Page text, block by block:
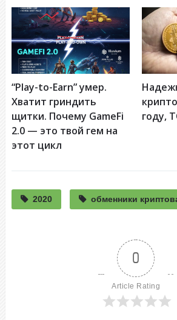
“Play-to-Earn” умер.
Хватит гриндить
щитки. Почему GameFi
2.0 — это твой гем на
этот цикл
году,
2020 обменники
0
Article Rating